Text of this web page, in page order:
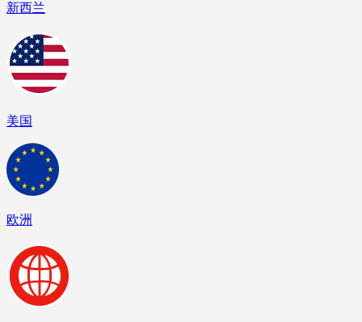
新西兰
美国
欧洲